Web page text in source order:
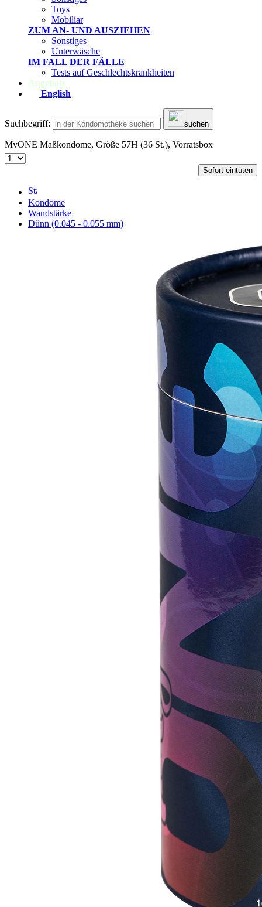
Toys
Mobiliar
ZUM AN- UND AUSZIEHEN
Sonstiges
Unterwäsche
IM FALL DER FÄLLE
Tests auf Geschlechtskrankheiten
Angebote
English
Suchbegriff: suchen
MyONE Maßkondome, Größe 57H (36 St.), Vorratsbox
Sofort eintüten
Kondome
Wandstärke
Dünn (0.045 - 0.055 mm)